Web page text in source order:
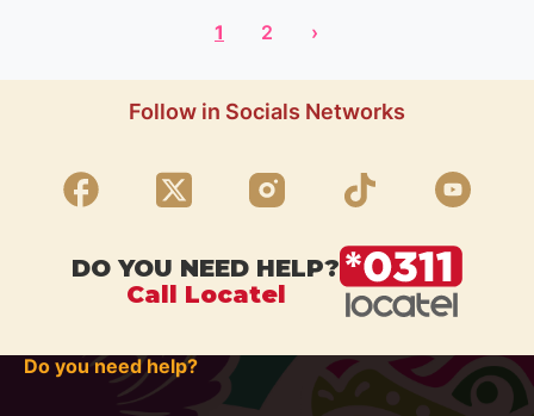
1 2 ›
Follow in Socials Networks
DO YOU NEED HELP?
Call Locatel
Do you need help?